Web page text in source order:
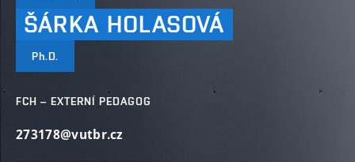
ŠÁRKA HOLASOVÁ
Ph.D.
FCH – EXTERNÍ PEDAGOG
273178@vutbr.cz